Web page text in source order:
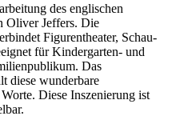
des englischen
Oliver Jeffers. Die
Figurentheater, Schau-
für Kindergarten- und
Das
diese wunderbare
Diese Inszenierung ist